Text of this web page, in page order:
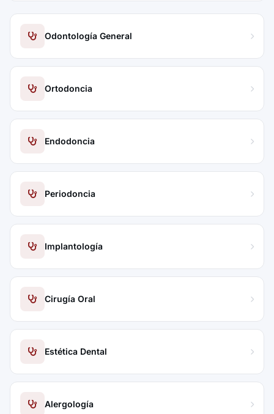
Odontología General
Ortodoncia
Endodoncia
Periodoncia
Implantología
Cirugía Oral
Estética Dental
Alergología